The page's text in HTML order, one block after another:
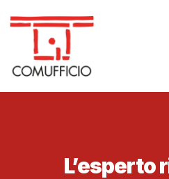
L’esperto